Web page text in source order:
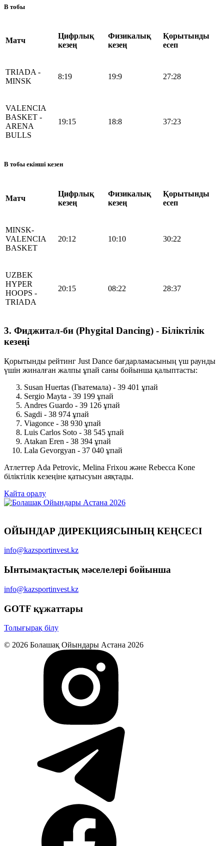
B тобы
Матч
Цифрлық
кезең
Физикалық
кезең
Қорытынды
есеп
TRIADA -
MINSK
8:19 19:9 27:28
VALENCIA
BASKET -
ARENA
BULLS
19:15 18:8 37:23
B тобы екінші кезен
Матч
Цифрлық
кезең
Физикалық
кезең
Қорытынды
есеп
MINSK-
VALENCIA
BASKET
20:12 10:10 30:22
UZBEK
HYPER
HOOPS -
TRIADA
20:15 08:22 28:37
3. Фиджитал-би (Phygital Dancing) - Біліктілік
кезеңі
Қорытынды рейтинг Just Dance бағдарламасының үш раунды
үшін жиналған жалпы ұпай саны бойынша қалыптасты:
Susan Huertas (Гватемала) - 39 401 ұпай
Sergio Mayta - 39 199 ұпай
Andres Guardo - 39 126 ұпай
Sagdi - 38 974 ұпай
Viagonce - 38 930 ұпай
Luis Carlos Soto - 38 545 ұпай
Atakan Eren - 38 394 ұпай
Lala Gevorgyan - 37 040 ұпай
Атлеттер Ada Petrovic, Melina Frixou және Rebecca Kone
біліктілік кезеңіне қатысуын аяқтады.
Қайта оралу
ОЙЫНДАР ДИРЕКЦИЯСЫНЫҢ КЕҢСЕСІ
info@kazsportinvest.kz
Ынтымақтастық мәселелері бойынша
info@kazsportinvest.kz
GOTF құжаттары
Толығырақ білу
© 2026 Болашақ Ойындары Астана 2026